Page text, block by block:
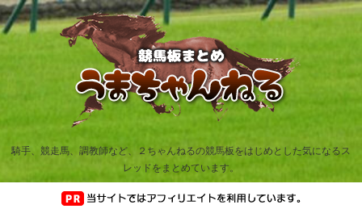
騎手、競走馬、調教師など、２ちゃんねるの競馬板をはじめとした気になるス
レッドをまとめています。